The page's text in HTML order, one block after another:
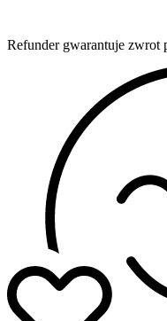
Refunder gwarantuje zwrot